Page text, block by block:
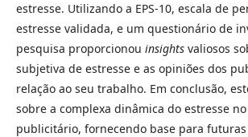
estresse. Utilizando a EPS-10, escala de
estresse validada, e um questionário de
pesquisa proporcionou insights valiosos
subjetiva de estresse e as opiniões dos
relação ao seu trabalho. Em conclusão,
sobre a complexa dinâmica do estresse
publicitário, fornecendo base para